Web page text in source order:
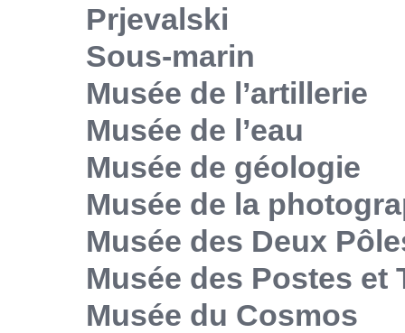
Prjevalski
Sous-marin
Musée de l’artillerie
Musée de l’eau
Musée de géologie
Musée de la
Musée des Deux
Musée des Postes
Musée du Cosmos